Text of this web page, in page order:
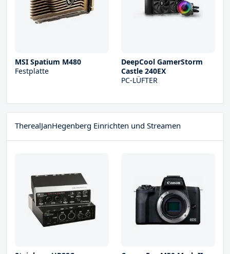
MSI Spatium M480
Festplatte
DeepCool GamerStorm
Castle 240EX
PC-LÜFTER
TherealJanHegenberg Einrichten und Streamen